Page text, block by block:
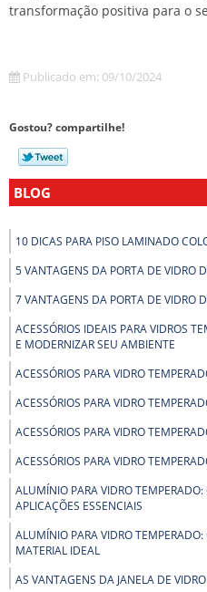
transformação positiva para o
Publicado em: 09/10/2024
Gostou? compartilhe!
BLOG
10 DICAS PARA PISO LAMINADO
5 VANTAGENS DA PORTA DE VIDRO
7 VANTAGENS DA PORTA DE VIDRO
ACESSÓRIOS IDEAIS PARA VIDROS
E MODERNIZAR SEU AMBIENTE
ACESSÓRIOS PARA VIDRO
ACESSÓRIOS PARA VIDRO
ACESSÓRIOS PARA VIDRO
ACESSÓRIOS PARA VIDRO
ALUMÍNIO PARA VIDRO
APLICAÇÕES ESSENCIAIS
ALUMÍNIO PARA VIDRO
MATERIAL IDEAL
AS VANTAGENS DA JANELA DE